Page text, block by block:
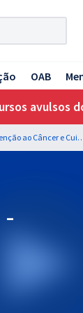
OAB
avulsos
Residência ASCES - UNITA - PE - Atenção ao